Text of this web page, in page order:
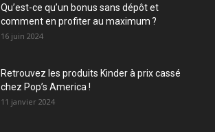
Qu’est-ce qu’un bonus sans dépôt et
comment en profiter au maximum ?
16 juin 2024
Retrouvez les produits Kinder à prix cassé
chez Pop’s America !
11 janvier 2024